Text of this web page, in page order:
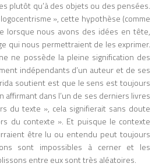
plutôt qu’à des objets ou des pensées.
», cette hypothèse (comme
lorsque nous avons des idées en tête,
qui nous permettraient de les exprimer.
ne possède la pleine signification des
indépendants d’un auteur et de ses
soutient est que le sens est toujours
affirmant dans l’un de ses derniers livres
du texte », cela signifierait sans doute
du contexte ». Et puisque le contexte
être lu ou entendu peut toujours
sont impossibles à cerner et les
entre eux sont très aléatoires.
manque de rigueur scientifique, tandis
que d’autres saluent sa capacité à penser
les mutations technologiques avant
qu’elles ne soient pleinement visibles.
Marshall McLuhan s’éteint en 1980 à
Toronto, laissant une œuvre considérable
qui continue d’alimenter la réflexion sur
les médias, la culture numérique et les
transformations sociales liées aux
technologies. À l’ère d’Internet, des
réseaux sociaux et de l’intelligence
artificielle, ses analyses apparaissent plus
actuelles que jamais, confirmant son